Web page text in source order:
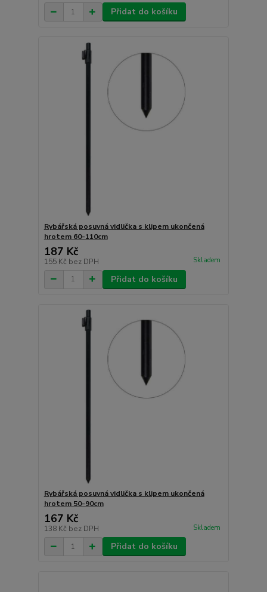
Přidat do košíku
Rybářská posuvná vidlička s klipem ukončená
hrotem 60-110cm
187 Kč
155 Kč bez DPH Skladem
Přidat do košíku
Rybářská posuvná vidlička s klipem ukončená
hrotem 50-90cm
167 Kč
138 Kč bez DPH Skladem
Přidat do košíku